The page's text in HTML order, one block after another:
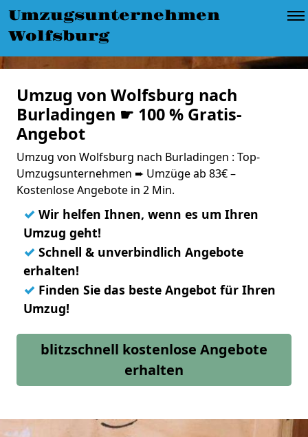
Umzugsunternehmen
Wolfsburg
Umzug von Wolfsburg nach
Burladingen ☛ 100 % Gratis-
Angebot
Umzug von Wolfsburg nach Burladingen : Top-
Umzugsunternehmen ➨ Umzüge ab 83€ –
Kostenlose Angebote in 2 Min.
✓ Wir helfen Ihnen, wenn es um Ihren
Umzug geht!
✓ Schnell & unverbindlich Angebote
erhalten!
✓ Finden Sie das beste Angebot für Ihren
Umzug!
blitzschnell kostenlose Angebote
erhalten